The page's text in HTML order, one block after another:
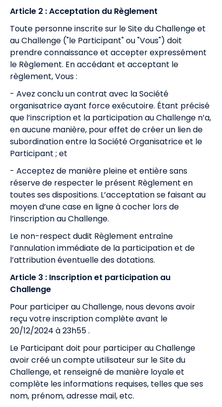
Article 2 : Acceptation du Règlement
Toute personne inscrite sur le Site du Challenge et
au Challenge ("le Participant" ou "Vous") doit
prendre connaissance et accepter expressément
le Règlement. En accédant et acceptant le
règlement, Vous :
- Avez conclu un contrat avec la Société
organisatrice ayant force exécutoire. Étant précisé
que l’inscription et la participation au Challenge n’a,
en aucune manière, pour effet de créer un lien de
subordination entre la Société Organisatrice et le
Participant ; et
- Acceptez de manière pleine et entière sans
réserve de respecter le présent Règlement en
toutes ses dispositions. L’acceptation se faisant au
moyen d’une case en ligne à cocher lors de
l’inscription au Challenge.
Le non-respect dudit Règlement entraîne
l’annulation immédiate de la participation et de
l’attribution éventuelle des dotations.
Article 3 : Inscription et participation au
Challenge
Pour participer au Challenge, nous devons avoir
reçu votre inscription complète avant le
20/12/2024 à 23h55 .
Le Participant doit pour participer au Challenge
avoir créé un compte utilisateur sur le Site du
Challenge, et renseigné de manière loyale et
complète les informations requises, telles que ses
nom, prénom, adresse mail, etc.